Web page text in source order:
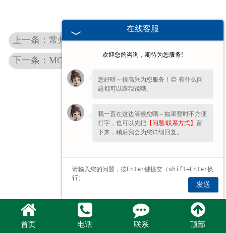
上一条：常州电液常州伺服阀的维护要求
下一条：MOOG DDV伺服阀的特点
首页 电话 联系 顶部
在线客服
欢迎您的咨询，期待为您服务!
您好呀～很高兴为您服务！😊 有什么问
题都可以跟我说哦。
我一直在这边等候您哦～如果暂时不方便
打字，也可以先把 【问题/联系方式】 留
下来，稍后我会为您详细回复。
发送